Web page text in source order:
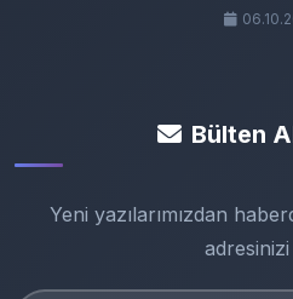
Bülten
Yeni yazılarımızdan